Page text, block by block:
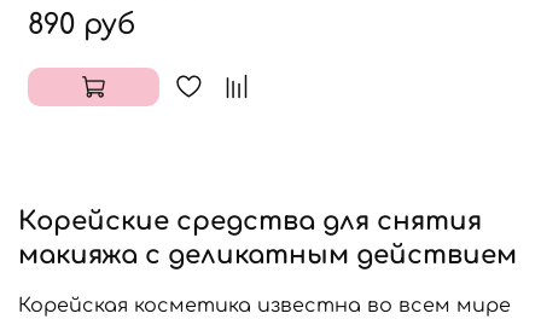
890 руб
Корейские средства для снятия
макияжа с деликатным действием
Корейская косметика известна во всем мире